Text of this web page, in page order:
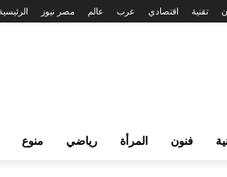
مصر نيوز عالم عرب اقتصادي تقنية
فنون المرأة رياضي منوع